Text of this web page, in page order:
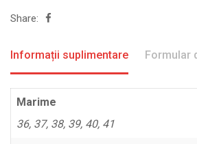
Share:
Informații suplimentare Formular
Marime
36, 37, 38, 39, 40, 41